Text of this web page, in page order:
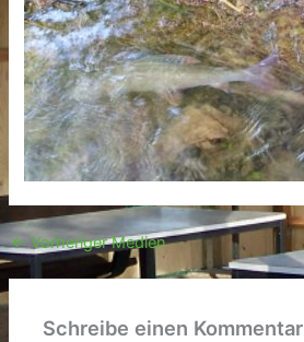
←Vorheriger Medien
Schreibe einen Kommentar